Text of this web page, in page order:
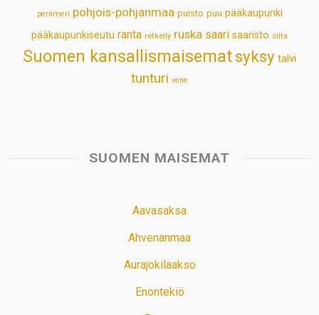
perämeri pohjois-pohjanmaa puisto puu pääkaupunki
pääkaupunkiseutu ranta retkeily ruska saari saaristo silta
Suomen kansallismaisematsyksy talvi
tunturi vene
SUOMEN MAISEMAT
Aavasaksa
Ahvenanmaa
Aurajokilaakso
Enontekiö